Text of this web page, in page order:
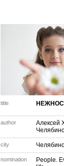
title
author Алексей
city
nomination
People.